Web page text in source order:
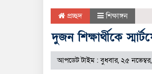
প্রচ্ছদ শিক্ষাঙ্গন
দুজন শিক্ষার্থীকে
আপডেট টাইম : বুধবার, ২৫